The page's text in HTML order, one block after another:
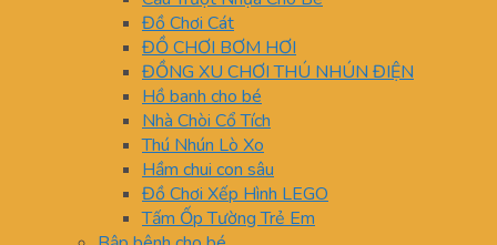
Đồ Chơi Cát
ĐỒ CHƠI BƠM HƠI
ĐỒNG XU CHƠI THÚ NHÚN ĐIỆN
Hồ banh cho bé
Nhà Chòi Cổ Tích
Thú Nhún Lò Xo
Hầm chui con sâu
Đồ Chơi Xếp Hình LEGO
Tấm Ốp Tường Trẻ Em